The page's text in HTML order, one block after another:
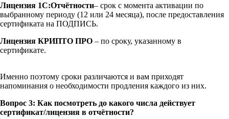
Лицензия 1С:Отчётности– срок с момента активации по
выбранному периоду (12 или 24 месяца), после предоставления
сертификата на ПОДПИСЬ.
Лицензия КРИПТО ПРО – по сроку, указанному в
сертификате.
Именно поэтому сроки различаются и вам приходят
напоминания о необходимости продления каждого из них.
Вопрос 3: Как посмотреть до какого числа действует
сертификат/лицензия в отчётности?